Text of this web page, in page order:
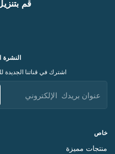
قم
خاص
منتجات مميزة
النشرة
اشترك في قناتنا